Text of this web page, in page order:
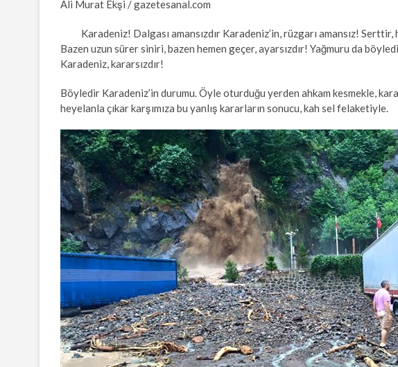
Ali Murat Ekşi / gazetesanal.com
Karadeniz! Dalgası amansızdır Karadeniz’in, rüzgarı amansız! Serttir,
Bazen uzun sürer siniri, bazen hemen geçer, ayarsızdır! Yağmuru da
Karadeniz, kararsızdır!
Böyledir Karadeniz’in durumu. Öyle oturduğu yerden ahkam kesmekle,
heyelanla çıkar karşımıza bu yanlış kararların sonucu, kah sel felaketiyle.